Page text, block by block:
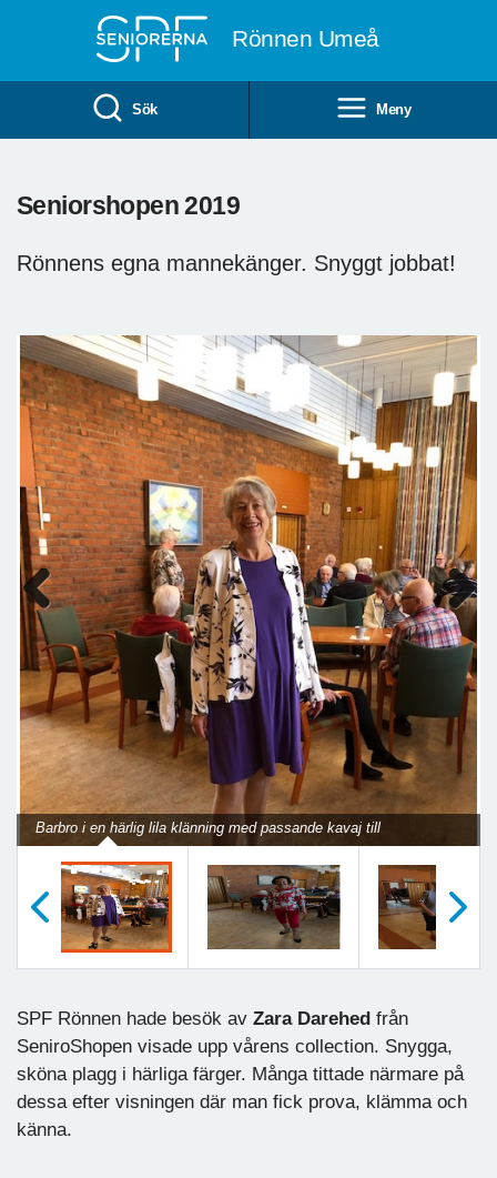
Rönnen Umeå
Sök Meny
Seniorshopen 2019
Rönnens egna mannekänger. Snyggt jobbat!
Barbro i en härlig lila klänning med passande kavaj till
Previous Next
SPF Rönnen hade besök av Zara Darehed från
SeniroShopen visade upp vårens collection. Snygga,
sköna plagg i härliga färger. Många tittade närmare på
dessa efter visningen där man fick prova, klämma och
känna.